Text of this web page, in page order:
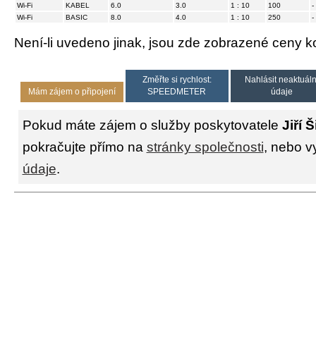
Wi-Fi
KABEL 6.0 3.0 1 : 10 100
-
Wi-Fi
BASIC 8.0 4.0 1 : 10 250 -
Není-li uvedeno jinak, jsou zde zobrazené ceny
Mám zájem o připojení
Změřte si rychlost:
SPEEDMETER
Nahlásit
údaje
Pokud máte zájem o služby poskytovatele Jiří
pokračujte přímo na stránky společnosti, nebo
údaje.